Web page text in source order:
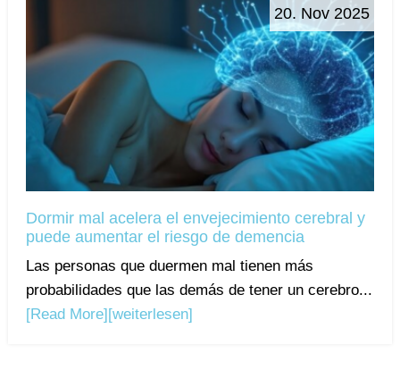
20. Nov 2025
Dormir mal acelera el envejecimiento cerebral y
puede aumentar el riesgo de demencia
Las personas que duermen mal tienen más
probabilidades que las demás de tener un cerebro...
[Read More][weiterlesen]